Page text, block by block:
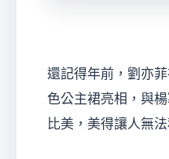
還記得年前，劉亦
色公主裙亮相，與
比美，美得讓人無法